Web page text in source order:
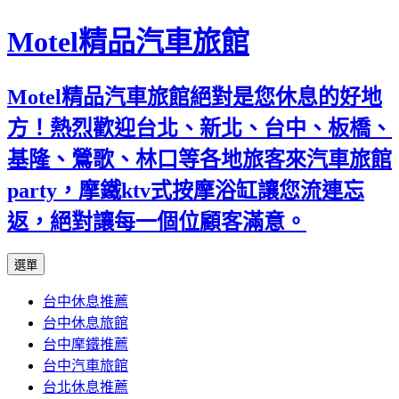
Motel精品汽車旅館
Motel精品汽車旅館絕對是您休息的好地
方！熱烈歡迎台北、新北、台中、板橋、
基隆、鶯歌、林口等各地旅客來汽車旅館
party，摩鐵ktv式按摩浴缸讓您流連忘
返，絕對讓每一個位顧客滿意。
選單
內
容
台中休息推薦
台中休息旅館
台中摩鐵推薦
台中汽車旅館
台北休息推薦